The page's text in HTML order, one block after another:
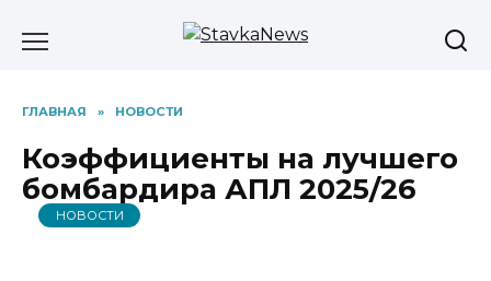
ГЛАВНАЯ » НОВОСТИ
Коэффициенты на лучшего
бомбардира АПЛ 2025/26
НОВОСТИ